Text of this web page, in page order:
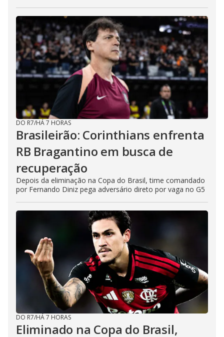
DO R7/HÁ 7 HORAS
Brasileirão: Corinthians enfrenta
RB Bragantino em busca de
recuperação
Depois da eliminação na Copa do Brasil, time comandado
por Fernando Diniz pega adversário direto por vaga no G5
DO R7/HÁ 7 HORAS
Eliminado na Copa do Brasil,